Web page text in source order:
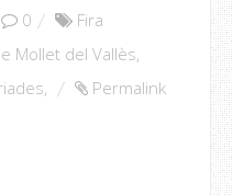
0
Fira
Mollet del Vallès,
, Permalink